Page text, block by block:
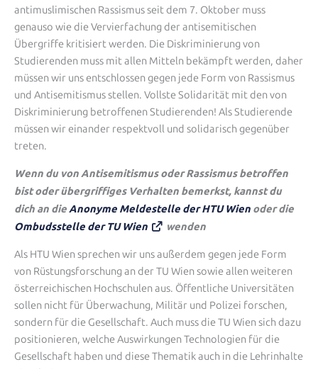
antimuslimischen Rassismus seit dem 7. Oktober muss
genauso wie die Vervierfachung der antisemitischen
Übergriffe kritisiert werden. Die Diskriminierung von
Studierenden muss mit allen Mitteln bekämpft werden, daher
müssen wir uns entschlossen gegen jede Form von Rassismus
und Antisemitismus stellen. Vollste Solidarität mit den von
Diskriminierung betroffenen Studierenden! Als Studierende
müssen wir einander respektvoll und solidarisch gegenüber
treten.
Wenn du von Antisemitismus oder Rassismus betroffen
bist oder übergriffiges Verhalten bemerkst, kannst du
dich an dieAnonyme Meldestelle der HTU Wien oder die
Ombudsstelle der TU Wien
wenden
Als HTU Wien sprechen wir uns außerdem gegen jede Form
von Rüstungsforschung an der TU Wien sowie allen weiteren
österreichischen Hochschulen aus. Öffentliche Universitäten
sollen nicht für Überwachung, Militär und Polizei forschen,
sondern für die Gesellschaft. Auch muss die TU Wien sich dazu
positionieren, welche Auswirkungen Technologien für die
Gesellschaft haben und diese Thematik auch in die Lehrinhalte